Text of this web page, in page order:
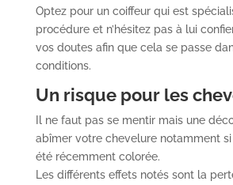
Optez pour un coiffeur qui est
procédure et n’hésitez pas à lui
vos doutes afin que cela se passe
conditions.
Un risque pour les
Il ne faut pas se mentir mais une
abîmer votre chevelure notamment
été récemment colorée.
Les différents effets notés sont la